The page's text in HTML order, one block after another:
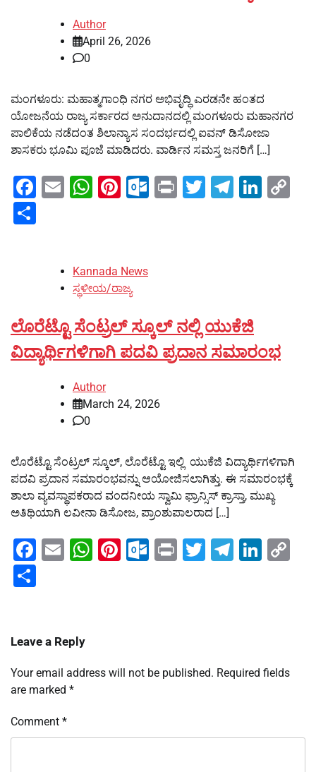
Author
April 26, 2026
0
ಮಂಗಳೂರು: ಮಹಾತ್ಮಗಾಂಧಿ ನಗರ ಅಭಿವೃದ್ಧಿ ಎರಡನೇ ಹಂತದ
ಯೋಜನೆಯ ರಾಜ್ಯ ಸರ್ಕಾರದ ಅನುದಾನದಲ್ಲಿ ಮಂಗಳೂರು ಮಹಾನಗರ
ಪಾಲಿಕೆಯ ನಡೆದಂತ ಶಿಲಾನ್ಯಾಸ ಸಂದರ್ಭದಲ್ಲಿ ಐವನ್ ಡಿಸೋಜಾ
ಶಾಸಕರು ಭೂಮಿ ಪೂಜೆ ಮಾಡಿದರು. ವಾರ್ಡಿನ ಸಮಸ್ತ ಜನರಿಗೆ […]
Facebook
EmailWhatsApp
Pinterest
Outlook.com
PrintTwitter
Kannada News
ಸ್ಥಳೀಯ/ರಾಜ್ಯ
ಲೊರೆಟ್ಟೊ ಸೆಂಟ್ರಲ್ ಸ್ಕೂಲ್ ನಲ್ಲಿ ಯುಕೆಜಿ
ವಿದ್ಯಾರ್ಥಿಗಳಿಗಾಗಿ ಪದವಿ ಪ್ರದಾನ ಸಮಾರಂಭ
Author
March 24, 2026
0
ಲೊರೆಟ್ಟೊ ಸೆಂಟ್ರಲ್ ಸ್ಕೂಲ್, ಲೊರೆಟ್ಟೊ ಇಲ್ಲಿ ‌ ಯುಕೆಜಿ ವಿದ್ಯಾರ್ಥಿಗಳಿಗಾಗಿ
ಪದವಿ ಪ್ರದಾನ ಸಮಾರಂಭವನ್ನು ಆಯೋಜಿಸಲಾಗಿತ್ತು. ಈ ಸಮಾರಂಭಕ್ಕೆ
ಶಾಲಾ ವ್ಯವಸ್ಥಾಪಕರಾದ ವಂದನೀಯ ಸ್ವಾಮಿ ಫ್ರಾನ್ಸಿಸ್ ಕ್ರಾಸ್ತಾ, ಮುಖ್ಯ
ಅತಿಥಿಯಾಗಿ ಲವೀನಾ ಡಿಸೋಜ, ಪ್ರಾಂಶುಪಾಲರಾದ […]
Facebook
EmailWhatsApp
Pinterest
Outlook.com
PrintTwitter
Leave a Reply
Your email address will not be published. Required fields
are marked *
Comment *